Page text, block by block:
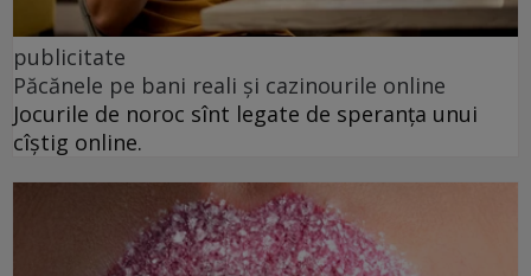
publicitate
Păcănele pe bani reali și cazinourile online
Jocurile de noroc sînt legate de speranța unui
cîștig online.